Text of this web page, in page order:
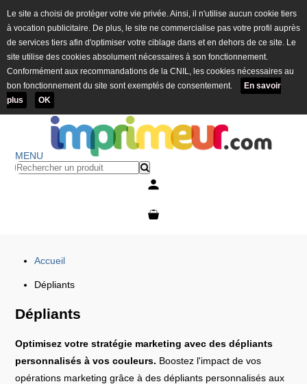
Le site a choisi de protéger votre vie privée. Ainsi, il n'utilise aucun cookie tiers
à vocation publicitaire. De plus, le site ne commercialise pas votre profil auprès
de services tiers afin d'optimiser votre ciblage dans et en dehors de ce site. Le
site utilise des cookies absolument nécessaires à son fonctionnement.
Conformément aux recommandations de la CNIL, les cookies nécessaires au
bon fonctionnement du site sont exemptés de consentement.
En savoir
plus
OK
MENU
Accueil
Dépliants
Dépliants
Optimisez votre stratégie marketing avec des dépliants
personnalisés à vos couleurs. Boostez l'impact de vos
opérations marketing grâce à des dépliants personnalisés aux